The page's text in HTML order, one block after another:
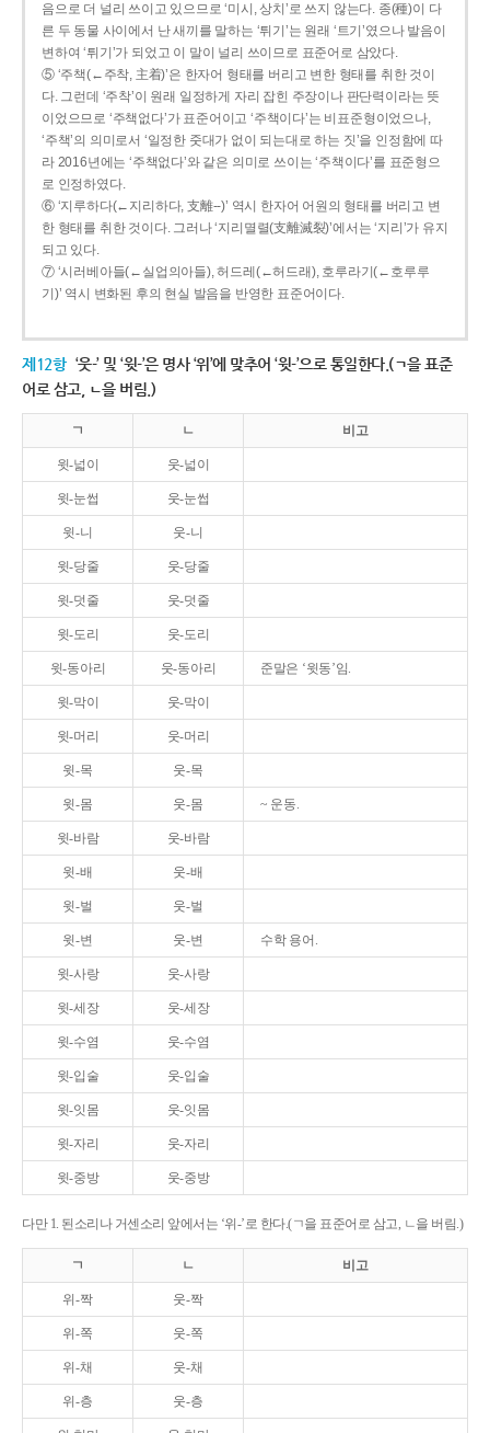
음으로 더 널리 쓰이고 있으므로 ‘미시, 상치’로 쓰지 않는다. 종(種)이 다
른 두 동물 사이에서 난 새끼를 말하는 ‘튀기’는 원래 ‘트기’였으나 발음이
변하여 ‘튀기’가 되었고 이 말이 널리 쓰이므로 표준어로 삼았다.
⑤ ‘주책(←주착, 主着)’은 한자어 형태를 버리고 변한 형태를 취한 것이
다. 그런데 ‘주착’이 원래 일정하게 자리 잡힌 주장이나 판단력이라는 뜻
이었으므로 ‘주책없다’가 표준어이고 ‘주책이다’는 비표준형이었으나,
‘주책’의 의미로서 ‘일정한 줏대가 없이 되는대로 하는 짓’을 인정함에 따
라 2016년에는 ‘주책없다’와 같은 의미로 쓰이는 ‘주책이다’를 표준형으
로 인정하였다.
⑥ ‘지루하다(←지리하다, 支離--)’ 역시 한자어 어원의 형태를 버리고 변
한 형태를 취한 것이다. 그러나 ‘지리멸렬(支離滅裂)’에서는 ‘지리’가 유지
되고 있다.
⑦ ‘시러베아들(←실업의아들), 허드레(←허드래), 호루라기(←호루루
기)’ 역시 변화된 후의 현실 발음을 반영한 표준어이다.
제12항 ‘웃-’ 및 ‘윗-’은 명사 ‘위’에 맞추어 ‘윗-’으로 통일한다.(ㄱ을 표준
어로 삼고, ㄴ을 버림.)
ㄱ ㄴ 비고
윗-넓이 웃-넓이
윗-눈썹 웃-눈썹
윗-니 웃-니
윗-당줄 웃-당줄
윗-덧줄 웃-덧줄
윗-도리 웃-도리
윗-동아리 웃-동아리 준말은 ‘윗동’임.
윗-막이 웃-막이
윗-머리 웃-머리
윗-목 웃-목
윗-몸 웃-몸 ~ 운동.
윗-바람 웃-바람
윗-배 웃-배
윗-벌 웃-벌
윗-변 웃-변 수학 용어.
윗-사랑 웃-사랑
윗-세장 웃-세장
윗-수염 웃-수염
윗-입술 웃-입술
윗-잇몸 웃-잇몸
윗-자리 웃-자리
윗-중방 웃-중방
다만 1. 된소리나 거센소리 앞에서는 ‘위-’로 한다.(ㄱ을 표준어로 삼고, ㄴ을 버림.)
ㄱ ㄴ 비고
위-짝 웃-짝
위-쪽 웃-쪽
위-채 웃-채
위-층 웃-층